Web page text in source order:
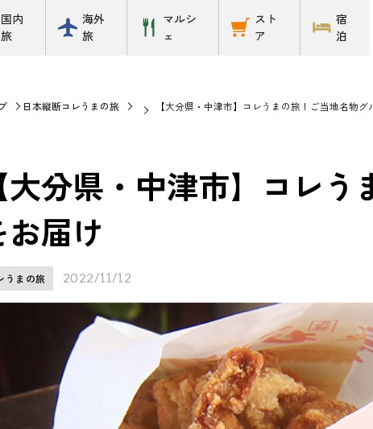
国内
旅
海外
旅
マルシ
ェ
スト
ア
宿
泊
日本縦断コレうまの旅 【大分県・中津市】コレうまの旅！ご当地名物グ
【大分県・中津市】コレ
お届け
うまの旅 2022/11/12